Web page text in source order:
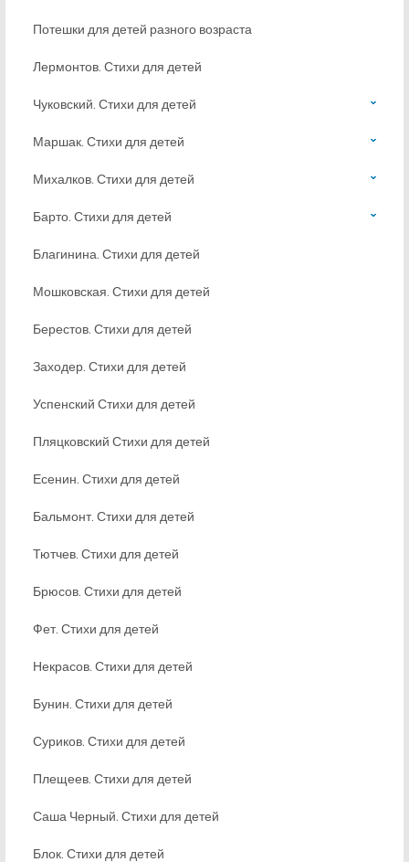
Потешки для детей разного возраста
Лермонтов. Стихи для детей
Чуковский. Стихи для детей
Маршак. Стихи для детей
Михалков. Стихи для детей
Барто. Стихи для детей
Благинина. Стихи для детей
Мошковская. Стихи для детей
Берестов. Стихи для детей
Заходер. Стихи для детей
Успенский Стихи для детей
Пляцковский Стихи для детей
Есенин. Стихи для детей
Бальмонт. Стихи для детей
Тютчев. Стихи для детей
Брюсов. Стихи для детей
Фет. Стихи для детей
Некрасов. Стихи для детей
Бунин. Стихи для детей
Суриков. Стихи для детей
Плещеев. Стихи для детей
Саша Черный. Стихи для детей
Блок. Стихи для детей